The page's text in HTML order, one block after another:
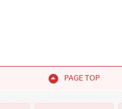
PAGE TOP